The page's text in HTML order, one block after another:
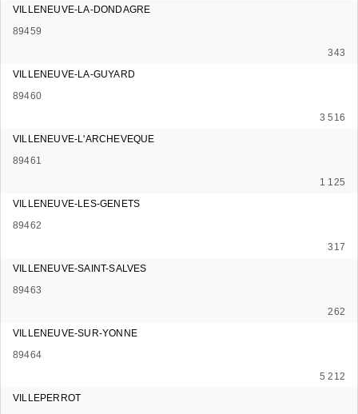
VILLENEUVE-LA-DONDAGRE
89459
343
VILLENEUVE-LA-GUYARD
89460
3 516
VILLENEUVE-L'ARCHEVEQUE
89461
1 125
VILLENEUVE-LES-GENETS
89462
317
VILLENEUVE-SAINT-SALVES
89463
262
VILLENEUVE-SUR-YONNE
89464
5 212
VILLEPERROT